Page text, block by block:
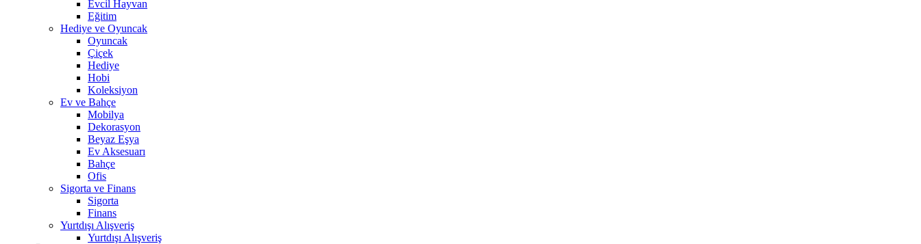
Evcil Hayvan
Eğitim
Hediye ve Oyuncak
Oyuncak
Çiçek
Hediye
Hobi
Koleksiyon
Ev ve Bahçe
Mobilya
Dekorasyon
Beyaz Eşya
Ev Aksesuarı
Bahçe
Ofis
Sigorta ve Finans
Sigorta
Finans
Yurtdışı Alışveriş
Yurtdışı Alışveriş